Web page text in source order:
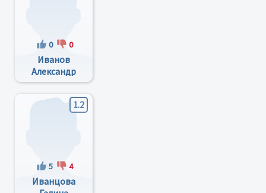
0 0
Иванов
Александр
Николаевич
1.2
5 4
Иванцова